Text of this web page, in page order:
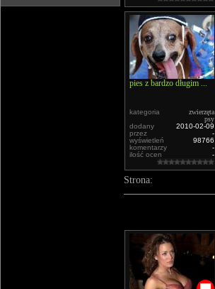
pies z bardzo długim ...
kategoria
zwierzęta
psy
dodany
2010-02-09
przez
-
wyświetleń
98766
komentarzy
-
ilość ocen
-
Strona: